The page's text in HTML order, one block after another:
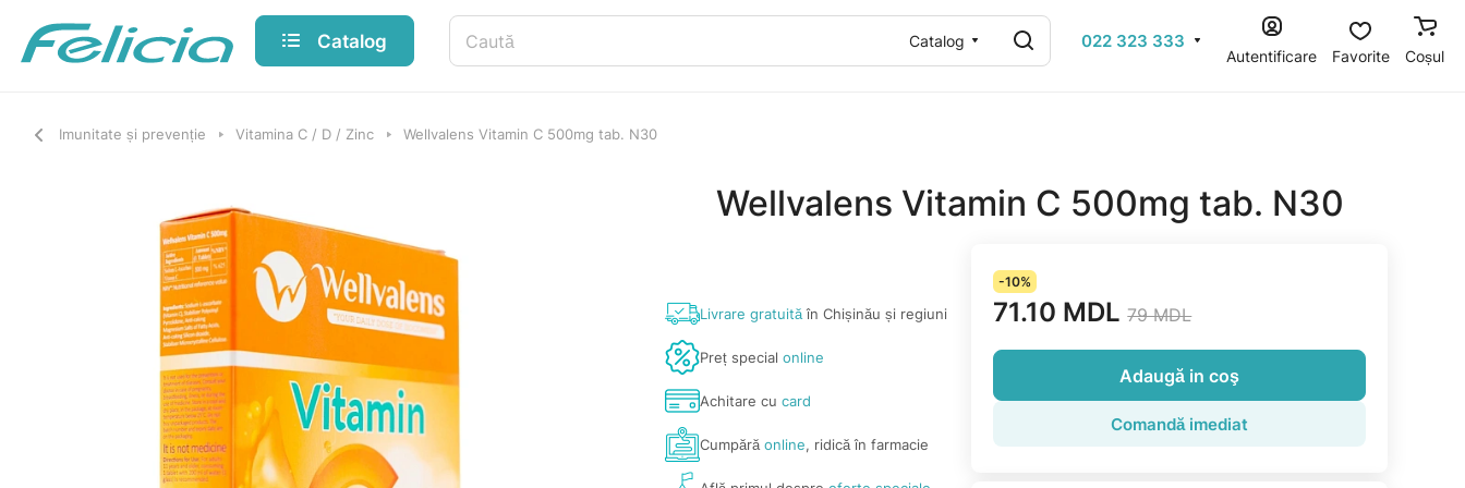
Catalog Catalog 022 323 333
Autentificare Favorite Coșul
Imunitate și prevenție Vitamina C / D / Zinc Wellvalens Vitamin C 500mg tab. N30
Wellvalens Vitamin C 500mg tab. N30
Livrare gratuităîn Chișinău și regiuni
Preț specialonline
Achitare cucard
Cumpărăonline, ridică în farmacie
-10%
71.10 MDL 79 MDL
Adaugă in coş
Comandă imediat